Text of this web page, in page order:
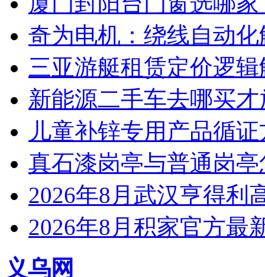
奇为电机：绕线自动
三亚游艇租赁定价逻
新能源二手车去哪买
儿童补锌专用产品循
真石漆岗亭与普通岗
2026年8月武汉亨得利
2026年8月积家官方最
义乌网